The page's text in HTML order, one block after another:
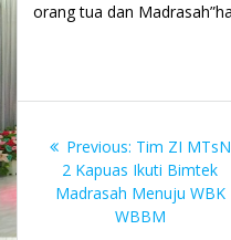
orang tua dan
posPrevious: Previous
post:
Tim ZI MTsN
2 Kapuas Ikuti Bimtek
Madrasah Menuju WBK
WBBM